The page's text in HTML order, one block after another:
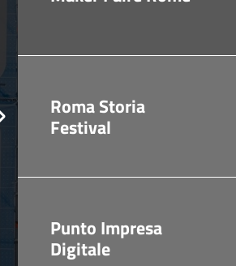
Roma Storia
Festival
Punto Impresa
Digitale